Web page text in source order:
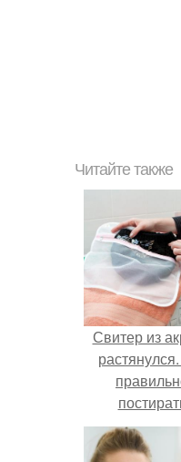
Читайте также
Свитер из
акриловую